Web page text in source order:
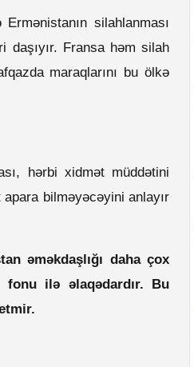
silahlanması
daşıyır. Fransa həm silah
maraqlarını bu ölkə
hərbi xidmət müddətini
bilməyəcəyini anlayır
əməkdaşlığı daha çox
ilə əlaqədardır. Bu